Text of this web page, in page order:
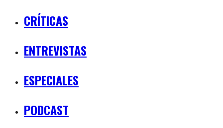
CRÍTICAS
ENTREVISTAS
ESPECIALES
PODCAST